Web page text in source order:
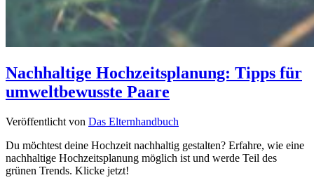
Nachhaltige Hochzeitsplanung: Tipps für
umweltbewusste Paare
Veröffentlicht von Das Elternhandbuch
Du möchtest deine Hochzeit nachhaltig gestalten? Erfahre, wie eine
nachhaltige Hochzeitsplanung möglich ist und werde Teil des
grünen Trends. Klicke jetzt!